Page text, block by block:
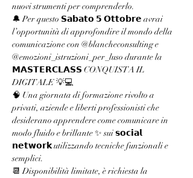
nuovi strumenti per comprenderlo.
🔔 Per questo 𝗦𝗮𝗯𝗮𝘁𝗼 𝟱 𝗢𝘁𝘁𝗼𝗯𝗿𝗲 avrai
l’opportunità di approfondire il mondo della
comunicazione con @blancheconsulting e
@emozioni_istruzioni_per_luso durante la
𝗠𝗔𝗦𝗧𝗘𝗥𝗖𝗟𝗔𝗦𝗦 CONQUISTA IL
DIGITALE 💡💻
🧠 Una giornata di formazione rivolto a
privati, aziende e liberti professionisti che
desiderano apprendere come comunicare in
modo fluido e brillante ✨ sui 𝘀𝗼𝗰𝗶𝗮𝗹
𝗻𝗲𝘁𝘄𝗼𝗿𝗸 utilizzando tecniche funzionali e
semplici.
📆 Disponibilità limitate, è richiesta la